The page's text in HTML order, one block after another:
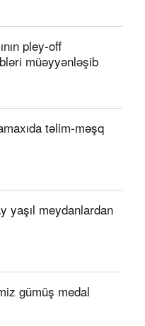
pley-off
müəyyənləşib
təlim-məşq
yaşıl meydanlardan
gümüş medal